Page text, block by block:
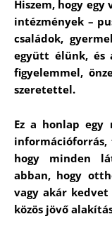
Hiszem, hogy
intézmények –
családok,
együtt élünk, és
figyelemmel,
szeretettel.
Ez a honlap
információforrás,
hogy minden
abban, hogy
vagy akár kedvet
közös jövő